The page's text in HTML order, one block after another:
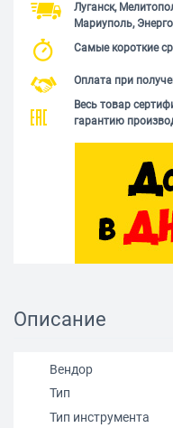
Луганск,
Мариуполь,
Самые короткие
Оплата при
Весь товар
гарантию
Описание
Вендор
Тип
Тип инструмента